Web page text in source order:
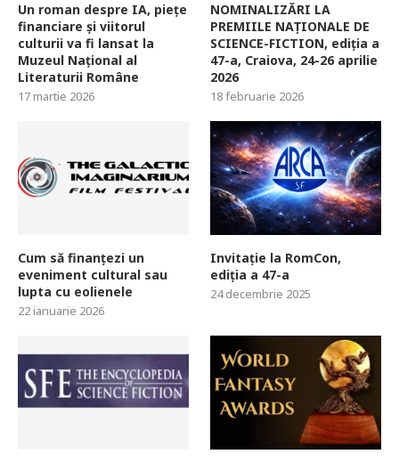
Un roman despre IA, piețe
financiare și viitorul
culturii va fi lansat la
Muzeul Național al
Literaturii Române
17 martie 2026
NOMINALIZĂRI LA
PREMIILE NAȚIONALE DE
SCIENCE-FICTION, ediția a
47-a, Craiova, 24-26 aprilie
2026
18 februarie 2026
Cum să finanțezi un
eveniment cultural sau
lupta cu eolienele
22 ianuarie 2026
Invitație la RomCon,
ediția a 47-a
24 decembrie 2025